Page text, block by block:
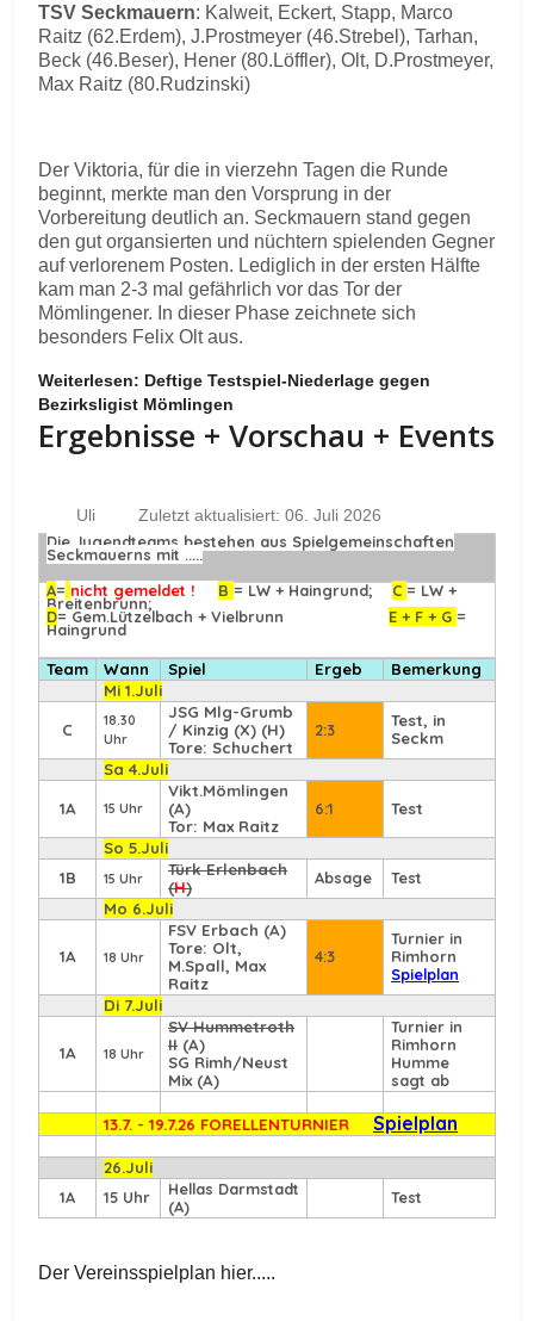
TSV Seckmauern: Kalweit, Eckert, Stapp, Marco
Raitz (62.Erdem), J.Prostmeyer (46.Strebel), Tarhan,
Beck (46.Beser), Hener (80.Löffler), Olt, D.Prostmeyer,
Max Raitz (80.Rudzinski)
Der Viktoria, für die in vierzehn Tagen die Runde
beginnt, merkte man den Vorsprung in der
Vorbereitung deutlich an. Seckmauern stand gegen
den gut organsierten und nüchtern spielenden Gegner
auf verlorenem Posten. Lediglich in der ersten Hälfte
kam man 2-3 mal gefährlich vor das Tor der
Mömlingener. In dieser Phase zeichnete sich
besonders Felix Olt aus.
Weiterlesen: Deftige Testspiel-Niederlage gegen
Bezirksligist Mömlingen
Ergebnisse + Vorschau + Events
Uli
Zuletzt aktualisiert: 06. Juli 2026
Die Jugendteams bestehen aus Spielgemeinschaften
Seckmauerns mit .....
A= nicht gemeldet ! B = LW + Haingrund;C = LW +
Breitenbrunn;
D= Gem.Lützelbach + Vielbrunn E + F + G =
Haingrund
Team Wann Spiel Ergeb
Bemerkung
Mi 1.Juli
C
18.30
Uhr
JSG Mlg-Grumb
/ Kinzig (X) (H)
Tore: Schuchert
2:3
Test, in
Seckm
Sa 4.Juli
1A 15 Uhr
Vikt.Mömlingen
(A)
Tor: Max Raitz
6:1 Test
So 5.Juli
1B
15 Uhr
Türk Erlenbach
(H) Absage
Test
Mo 6.Juli
1A 18 Uhr
FSV Erbach (A)
Tore: Olt,
M.Spall, Max
Raitz
4:3
Turnier in
Rimhorn
Spielplan
Di 7.Juli
1A 18 Uhr
SV Hummetroth
II (A)
SG Rimh/Neust
Mix (A)
Turnier in
Rimhorn
Humme
sagt ab
13.7. - 19.7.26 FORELLENTURNIER Spielplan
26.Juli
1A
15 Uhr
Hellas Darmstadt
(A)
Test
Der Vereinsspielplan hier.....